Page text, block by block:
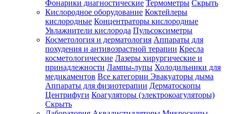
Фонарики диагностические Термометры Скрыть
Кислородное оборудование Коктейлеры
кислородные Концентраторы кислородные
Увлажнители кислорода Пульсоксиметры
Косметология и дерматология Аппараты для
похудения и антивозрастной терапии Кресла
косметологические Лазеры хирургические и
принадлежности Лампы-лупы Холодильники для
медикаментов Все категории Эвакуаторы дыма
Аппараты для физиотерапии Дерматоскопы
Центрифуги Коагуляторы (электрокоагуляторы)
Скрыть